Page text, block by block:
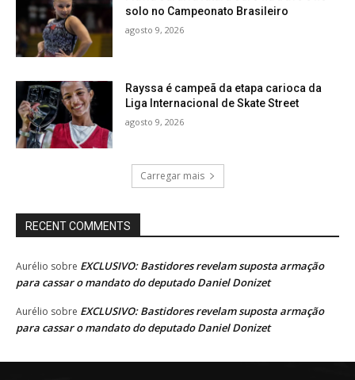
solo no Campeonato Brasileiro
agosto 9, 2026
Rayssa é campeã da etapa carioca da
Liga Internacional de Skate Street
agosto 9, 2026
Carregar mais
RECENT COMMENTS
Aurélio sobre EXCLUSIVO: Bastidores revelam suposta armação
para cassar o mandato do deputado Daniel Donizet
Aurélio sobre EXCLUSIVO: Bastidores revelam suposta armação
para cassar o mandato do deputado Daniel Donizet